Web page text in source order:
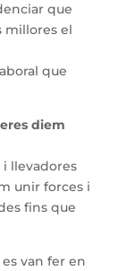
que
millores el
que
diem
i llevadores
unir forces i
fins que
van fer en